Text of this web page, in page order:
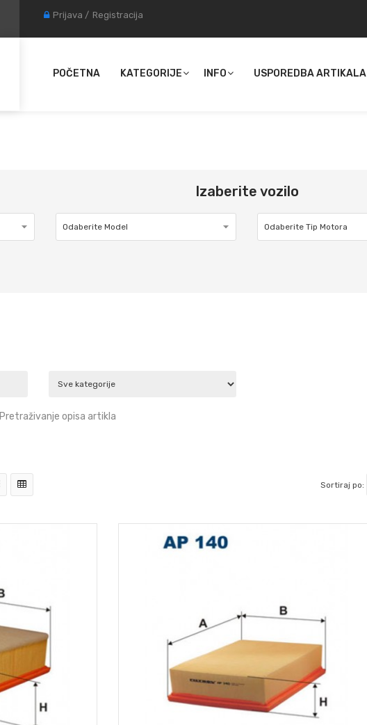
Prijava / Registracija
POČETNA KATEGORIJE INFO USPOREDBA ARTIKALA
Izaberite vozilo
Pretraživanje opisa artikla
Sortiraj po: